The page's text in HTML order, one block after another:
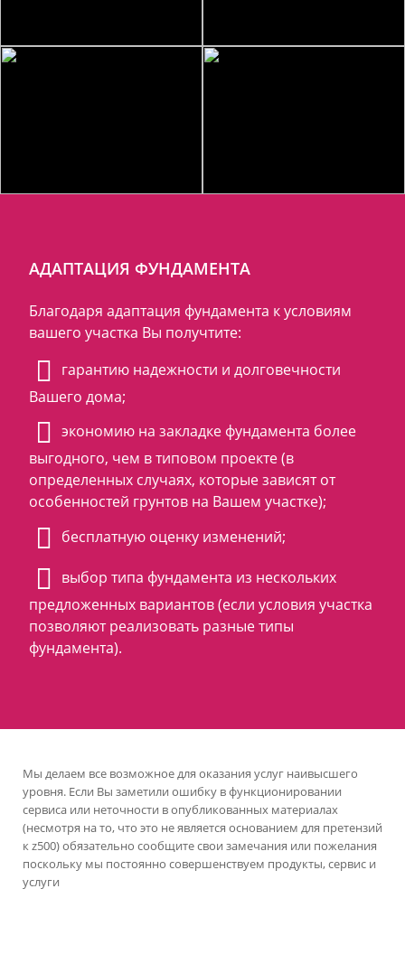
АДАПТАЦИЯ ФУНДАМЕНТА
Благодаря адаптация фундамента к условиям
вашего участка Вы получтите:
гарантию надежности и долговечности
Вашего дома;
экономию на закладке фундамента более
выгодного, чем в типовом проекте (в
определенных случаях, которые зависят от
особенностей грунтов на Вашем участке);
бесплатную оценку изменений;
выбор типа фундамента из нескольких
предложенных вариантов (если условия участка
позволяют реализовать разные типы
фундамента).
Мы делаем все возможное для оказания услуг наивысшего
уровня. Если Вы заметили ошибку в функционировании
сервиса или неточности в опубликованных материалах
(несмотря на то, что это не является основанием для претензий
к z500) обязательно сообщите свои замечания или пожелания
поскольку мы постоянно совершенствуем продукты, сервис и
услуги